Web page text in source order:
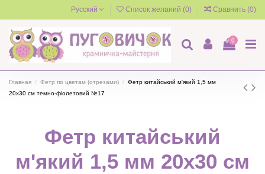
Русский Список желаний (0) Сравнить (0)
0
Главная Фетр по цветам (отрезами)
Фетр китайський м'який 1,5 мм
20х30 см темно-фіолетовий №17
Фетр китайський
м'який 1,5 мм 20х30 см